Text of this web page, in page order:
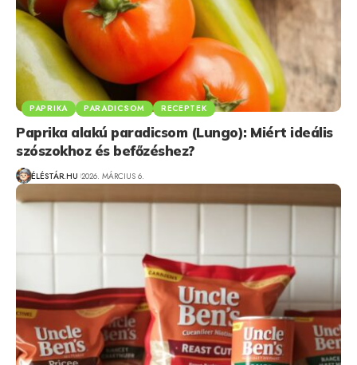
PAPRIKA PARADICSOM RECEPTEK
Paprika alakú paradicsom (Lungo): Miért ideális
szószokhoz és befőzéshez?
ÉLÉSTÁR.HU 2026. MÁRCIUS 6.